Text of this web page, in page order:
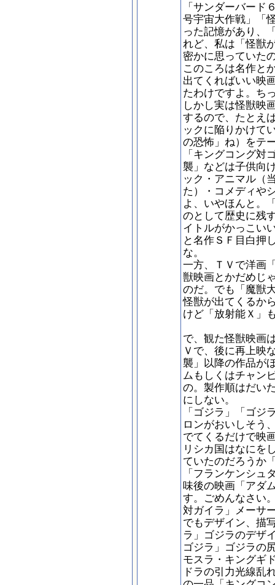
「サンダーバード
号宇宙大作戦」「
った記憶があり、
れど、私は「怪獣
密かに思っていた
このころは名作と
出てくればいい映
たわけですよ。ち
しかし実は怪獣映
するので、たとえ
ックに陥りかけて
の恐怖」ね）をテ
「キングコング対
襲」などは子供向
ック・アニマル（
た）・コメディや
よ、いやほんと。
のとして歴史に残
イトルがかっこい
と名作ＳＦ目白押
な。
一方、ＴＶで洋画
獣映画とかだめじ
のだ。でも「魔獣
怪獣が出てくるか
けど「放射能Ｘ」
で、観た怪獣映画
Ｖで、後に再上映
襲」以降の作品が
ムもしくはチャン
の。製作順はだい
にしない。
「ゴジラ」「ゴジ
ロンがおいしそう
でてくるだけで映
リシカ国はなにを
ていたのだろうか
「フランケンシュ
味後の映画「アダ
す。ごめんなさい
対ガイラ」メーサ
でもデザイン、描
ラ」ゴジラのデザ
ゴジラ」ゴジラの
モスラ・キングギ
ドラの引力光線乱